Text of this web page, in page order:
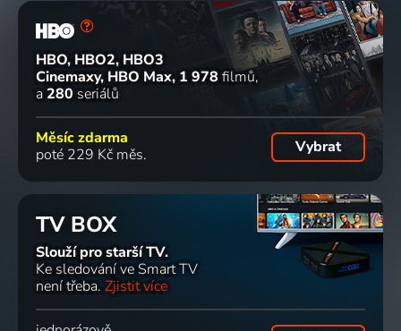
HBO, HBO2, HBO3
Cinemaxy, HBO Max 1 978 filmů
a 280 seriálů
Měsíc zdarma
poté 229 Kč měs.
Vybrat
TV BOX
Slouží pro starší TV.
Ke sledování ve Smart TV
není třeba. Zjistit více